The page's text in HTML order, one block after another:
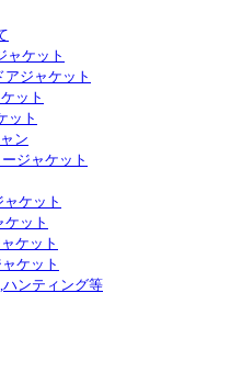
ャケット
アジャケット
ット
ット
ン
ジャケット
ケット
ケット
ケット
ケット
ンティング等